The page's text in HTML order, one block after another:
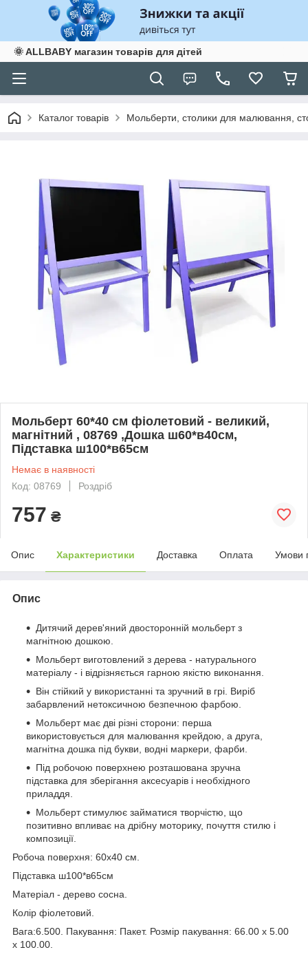
🌞 ALLBABY магазин товарів для дітей
Каталог товарів Мольберти, столики для малювання,
Мольберт 60*40 см фіолетовий - великий,
магнітний , 08769 ,Дошка ш60*в40см,
Підставка ш100*в65см
Немає в наявності
Код: 08769
Роздріб
757 ₴
Опис Характеристики Доставка Оплата Умови
Опис
Дитячий дерев'яний двосторонній мольберт з
магнітною дошкою.
Мольберт виготовлений з дерева - натурального
матеріалу - і відрізняється гарною якістю виконання.
Він стійкий у використанні та зручний в грі. Виріб
забарвлений нетоксичною безпечною фарбою.
Мольберт має дві різні сторони: перша
використовується для малювання крейдою, а друга,
магнітна дошка під букви, водні маркери, фарби.
Під робочою поверхнею розташована зручна
підставка для зберігання аксесуарів і необхідного
приладдя.
Мольберт стимулює займатися творчістю, що
позитивно впливає на дрібну моторику, почуття стилю і
композиції.
Робоча поверхня: 60х40 см.
Підставка ш100*в65см
Матеріал - дерево сосна.
Колір фіолетовий.
Вага:6.500. Пакування: Пакет. Розмір пакування: 66.00 x 5.00
x 100.00.